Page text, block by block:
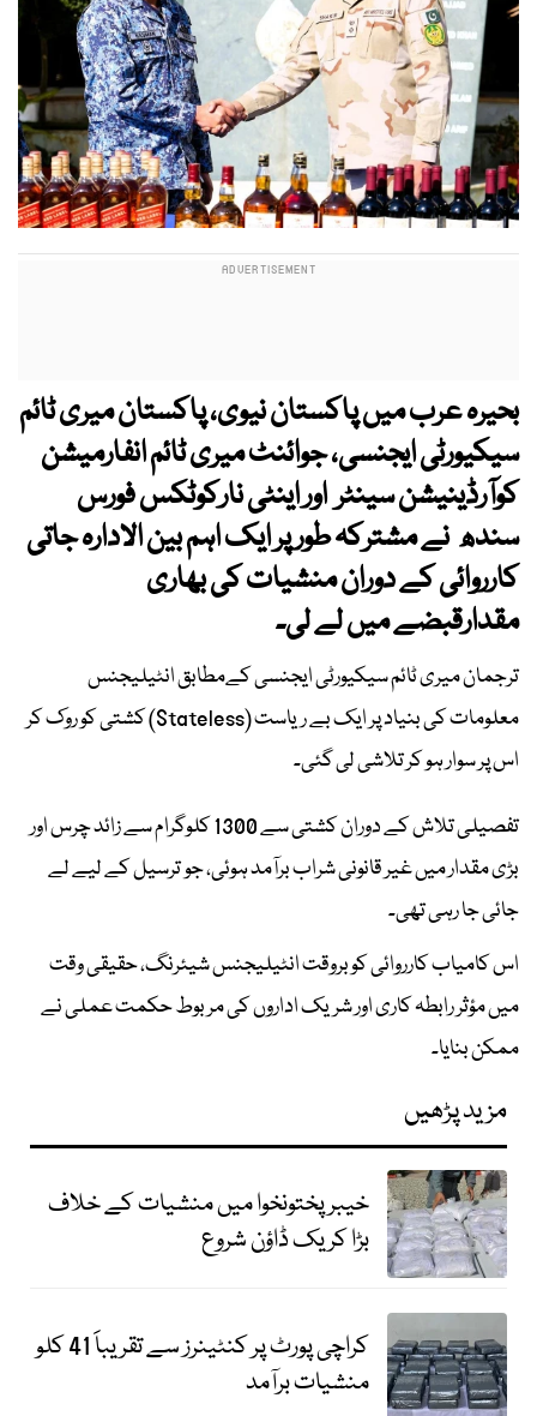
بحیرہ عرب میں پاکستان نیوی، پاکستان میری ٹائم
سیکیورٹی ایجنسی، جوائنٹ میری ٹائم انفارمیشن
کوآرڈینیشن سینٹر اور اینٹی نارکوٹکس فورس
سندھ نے مشترکہ طور پر ایک اہم بین الادارہ جاتی
کارروائی کے دوران منشیات کی بھاری
مقدارقبضے میں لے لی۔
ترجمان میری ٹائم سیکیورٹی ایجنسی کےمطابق انٹیلیجنس
معلومات کی بنیاد پر ایک بے ریاست (Stateless) کشتی کو روک کر
اس پر سوار ہو کر تلاشی لی گئی۔
تفصیلی تلاش کے دوران کشتی سے 1300 کلوگرام سے زائد چرس اور
بڑی مقدار میں غیر قانونی شراب برآمد ہوئی، جو ترسیل کے لیے لے
جائی جا رہی تھی۔
اس کامیاب کارروائی کو بروقت انٹیلیجنس شیئرنگ، حقیقی وقت
میں مؤثر رابطہ کاری اور شریک اداروں کی مربوط حکمت عملی نے
ممکن بنایا۔
مزید پڑھیں
خیبرپختونخوا میں منشیات کے خلاف
بڑا کریک ڈاؤن شروع
کراچی پورٹ پر کنٹینرز سے تقریباََ 41 کلو
منشیات برآمد